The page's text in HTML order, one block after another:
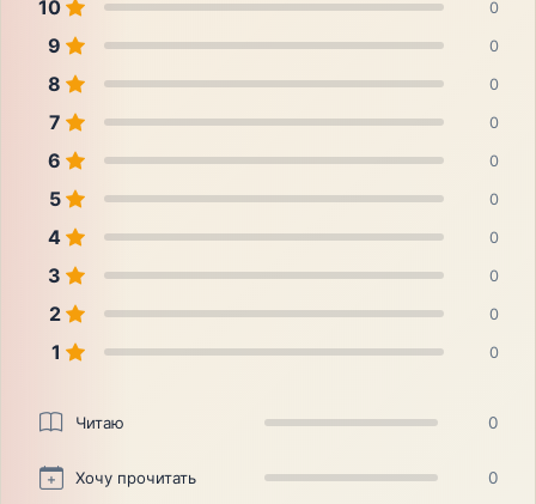
10 0
9 0
8 0
7 0
6 0
5 0
4 0
3 0
2 0
1 0
Читаю 0
Хочу прочитать 0